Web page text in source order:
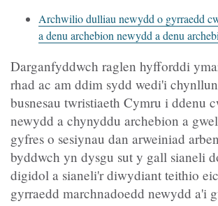
Archwilio dulliau newydd o gyrraedd
a denu archebion newydd a denu
Darganfyddwch raglen hyfforddi
rhad ac am ddim sydd wedi'i
busnesau twristiaeth Cymru i ddenu
newydd a chynyddu archebion a
gyfres o sesiynau dan arweiniad
byddwch yn dysgu sut y gall sianeli
digidol a sianeli'r diwydiant teithio
gyrraedd marchnadoedd newydd a'i